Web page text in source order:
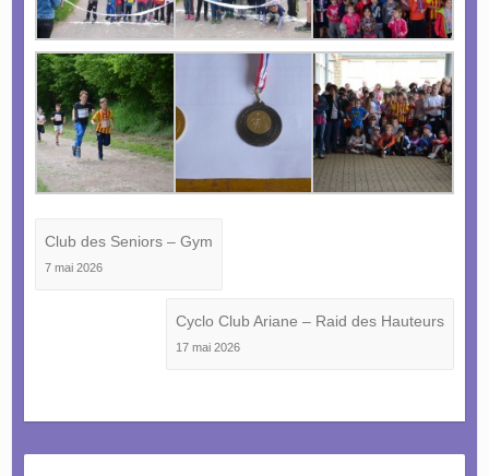
Club des Seniors – Gym
7 mai 2026
Cyclo Club Ariane – Raid des Hauteurs
17 mai 2026